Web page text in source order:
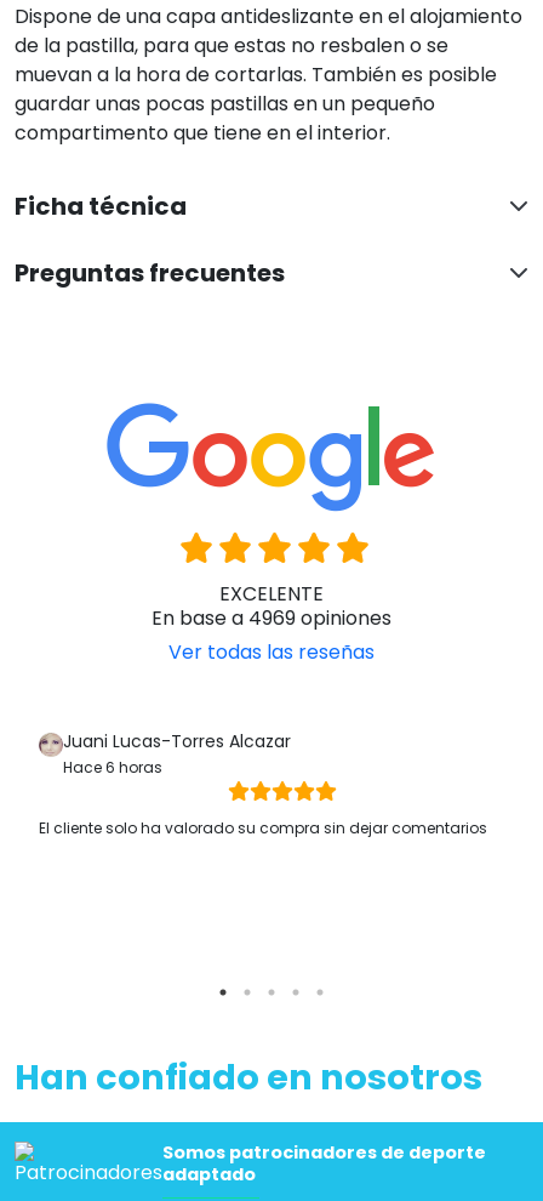
Dispone de una capa antideslizante en el alojamiento
de la pastilla, para que estas no resbalen o se
muevan a la hora de cortarlas. También es posible
guardar unas pocas pastillas en un pequeño
compartimento que tiene en el interior.
Ficha técnica
Preguntas frecuentes
EXCELENTE
En base a 4969 opiniones
Ver todas las reseñas
Juani Lucas-Torres Alcazar
Hace 6 horas
El cliente solo ha valorado su compra sin dejar comentarios
Han confiado en nosotros
Somos patrocinadores de deporte
adaptado